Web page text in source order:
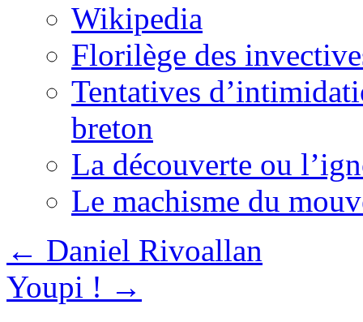
Wikipedia
Florilège des
Tentatives
breton
La découverte ou
Le machisme du
← Daniel Rivoallan
Youpi ! →